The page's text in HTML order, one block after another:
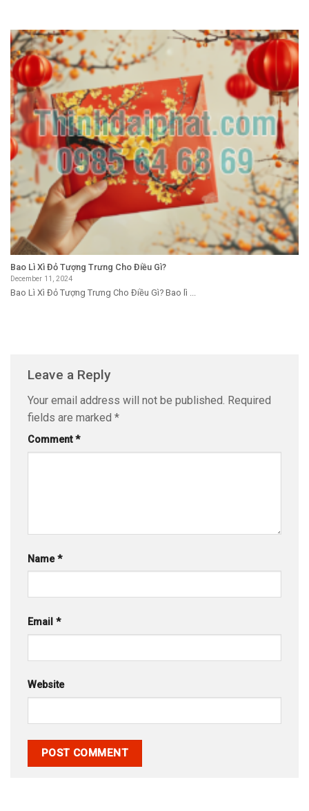
Bao Lì Xì Đỏ Tượng Trưng Cho Điều Gì?
December 11, 2024
Bao Lì Xì Đỏ Tượng Trưng Cho Điều Gì? Bao lì ...
Leave a Reply
Your email address will not be published. Required
fields are marked *
Comment*
Name*
Email *
Website